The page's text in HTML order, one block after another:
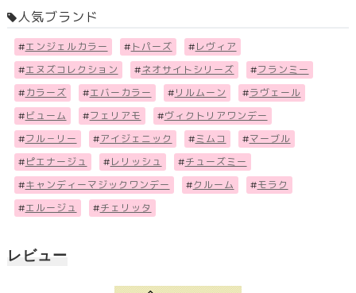
人気ブランド
#エンジェルカラー # トパーズ # レヴィア
#エヌズコレクション #ネオサイトシリーズ #フランミー
# カラーズ #エバーカラー # リルムーン #ラヴェール
# ビューム #フェリアモ #ヴィクトリアワンデー
#フル－リー #アイジェニック #ミムコ #マーブル
# ピエナージュ # レリッシュ #チューズミー
#キャンディーマジックワンデー #クルーム #モラク
#エルージュ #チェリッタ
レビュー